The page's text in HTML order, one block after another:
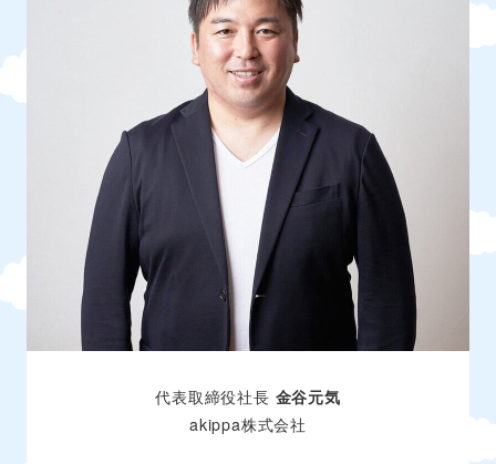
代表取締役社長 金谷元気
akippa株式会社